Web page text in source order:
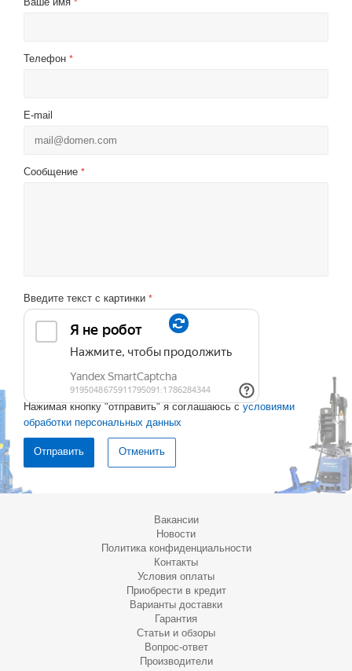
*
Телефон *
E-mail
Сообщение *
Введите текст с картинки *
Нажимая кнопку "отправить" я соглашаюсь с условиями
обработки персональных данных
Отменить
Вакансии
Новости
Политика конфиденциальности
Контакты
Условия оплаты
Приобрести в кредит
Варианты доставки
Гарантия
Статьи и обзоры
Вопрос-ответ
Производители